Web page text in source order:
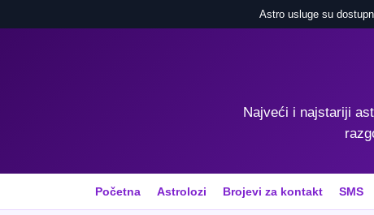
Astro usluge su
Najveći i najstariji
Početna Astrolozi Brojevi za kontakt SMS